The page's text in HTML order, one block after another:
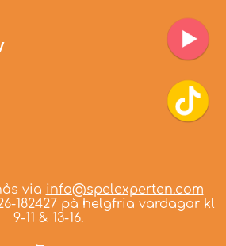
via info@spelexperten.com
182427 på helgfria vardagar kl
9-11 & 13-16.